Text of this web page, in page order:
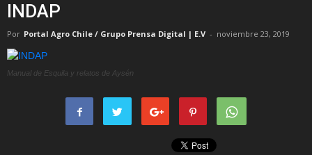
INDAP
Por Portal Agro Chile / Grupo Prensa Digital | E.V - noviembre 23, 2019
Manual de Esquila y relatos de Aysén